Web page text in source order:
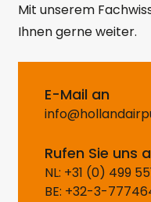
Mit unserem
Ihnen gerne weiter.
E-Mail an
Rufen Sie uns
NL: +31 (0) 499
BE: +32-3-